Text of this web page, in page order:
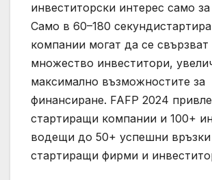
инвеститорски интерес само
Само в 60–180
компании могат да се свързват
множество инвеститори,
максимално възможностите за
финансиране. FAFP 2024
стартиращи компании и 100+
водещи до 50+ успешни
стартиращи фирми и